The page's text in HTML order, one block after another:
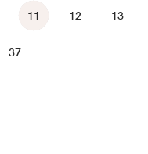
11 12 13
37